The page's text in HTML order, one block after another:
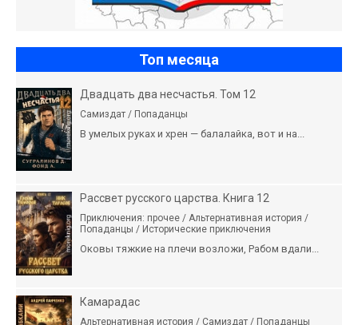
Топ месяца
Двадцать два несчастья. Том 12
Самиздат / Попаданцы
В умелых руках и хрен — балалайка, вот и на...
Рассвет русского царства. Книга 12
Приключения: прочее / Альтернативная история /
Попаданцы / Исторические приключения
Оковы тяжкие на плечи возложи, Рабом вдали...
Камарадас
Альтернативная история / Самиздат / Попаданцы